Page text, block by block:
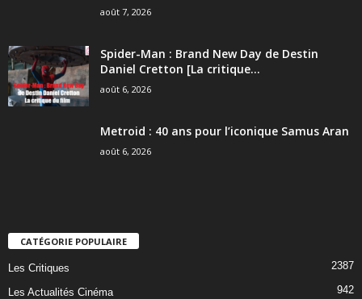
août 7, 2026
Spider-Man : Brand New Day de Destin
Daniel Cretton [La critique...
août 6, 2026
Metroid : 40 ans pour l’iconique Samus Aran
août 6, 2026
CATÉGORIE POPULAIRE
Les Critiques 2387
Les Actualités Cinéma 942